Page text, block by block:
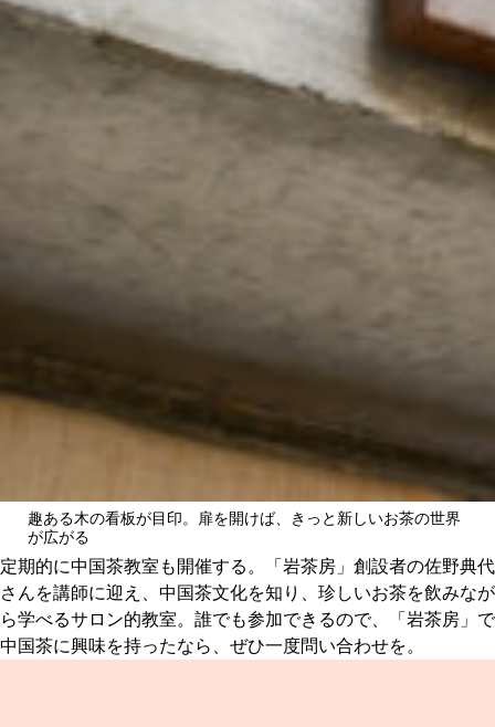
趣ある木の看板が目印。扉を開けば、きっと新しいお茶の世界
が広がる
定期的に中国茶教室も開催する。「岩茶房」創設者の佐野典代
さんを講師に迎え、中国茶文化を知り、珍しいお茶を飲みなが
ら学べるサロン的教室。誰でも参加できるので、「岩茶房」で
中国茶に興味を持ったなら、ぜひ一度問い合わせを。